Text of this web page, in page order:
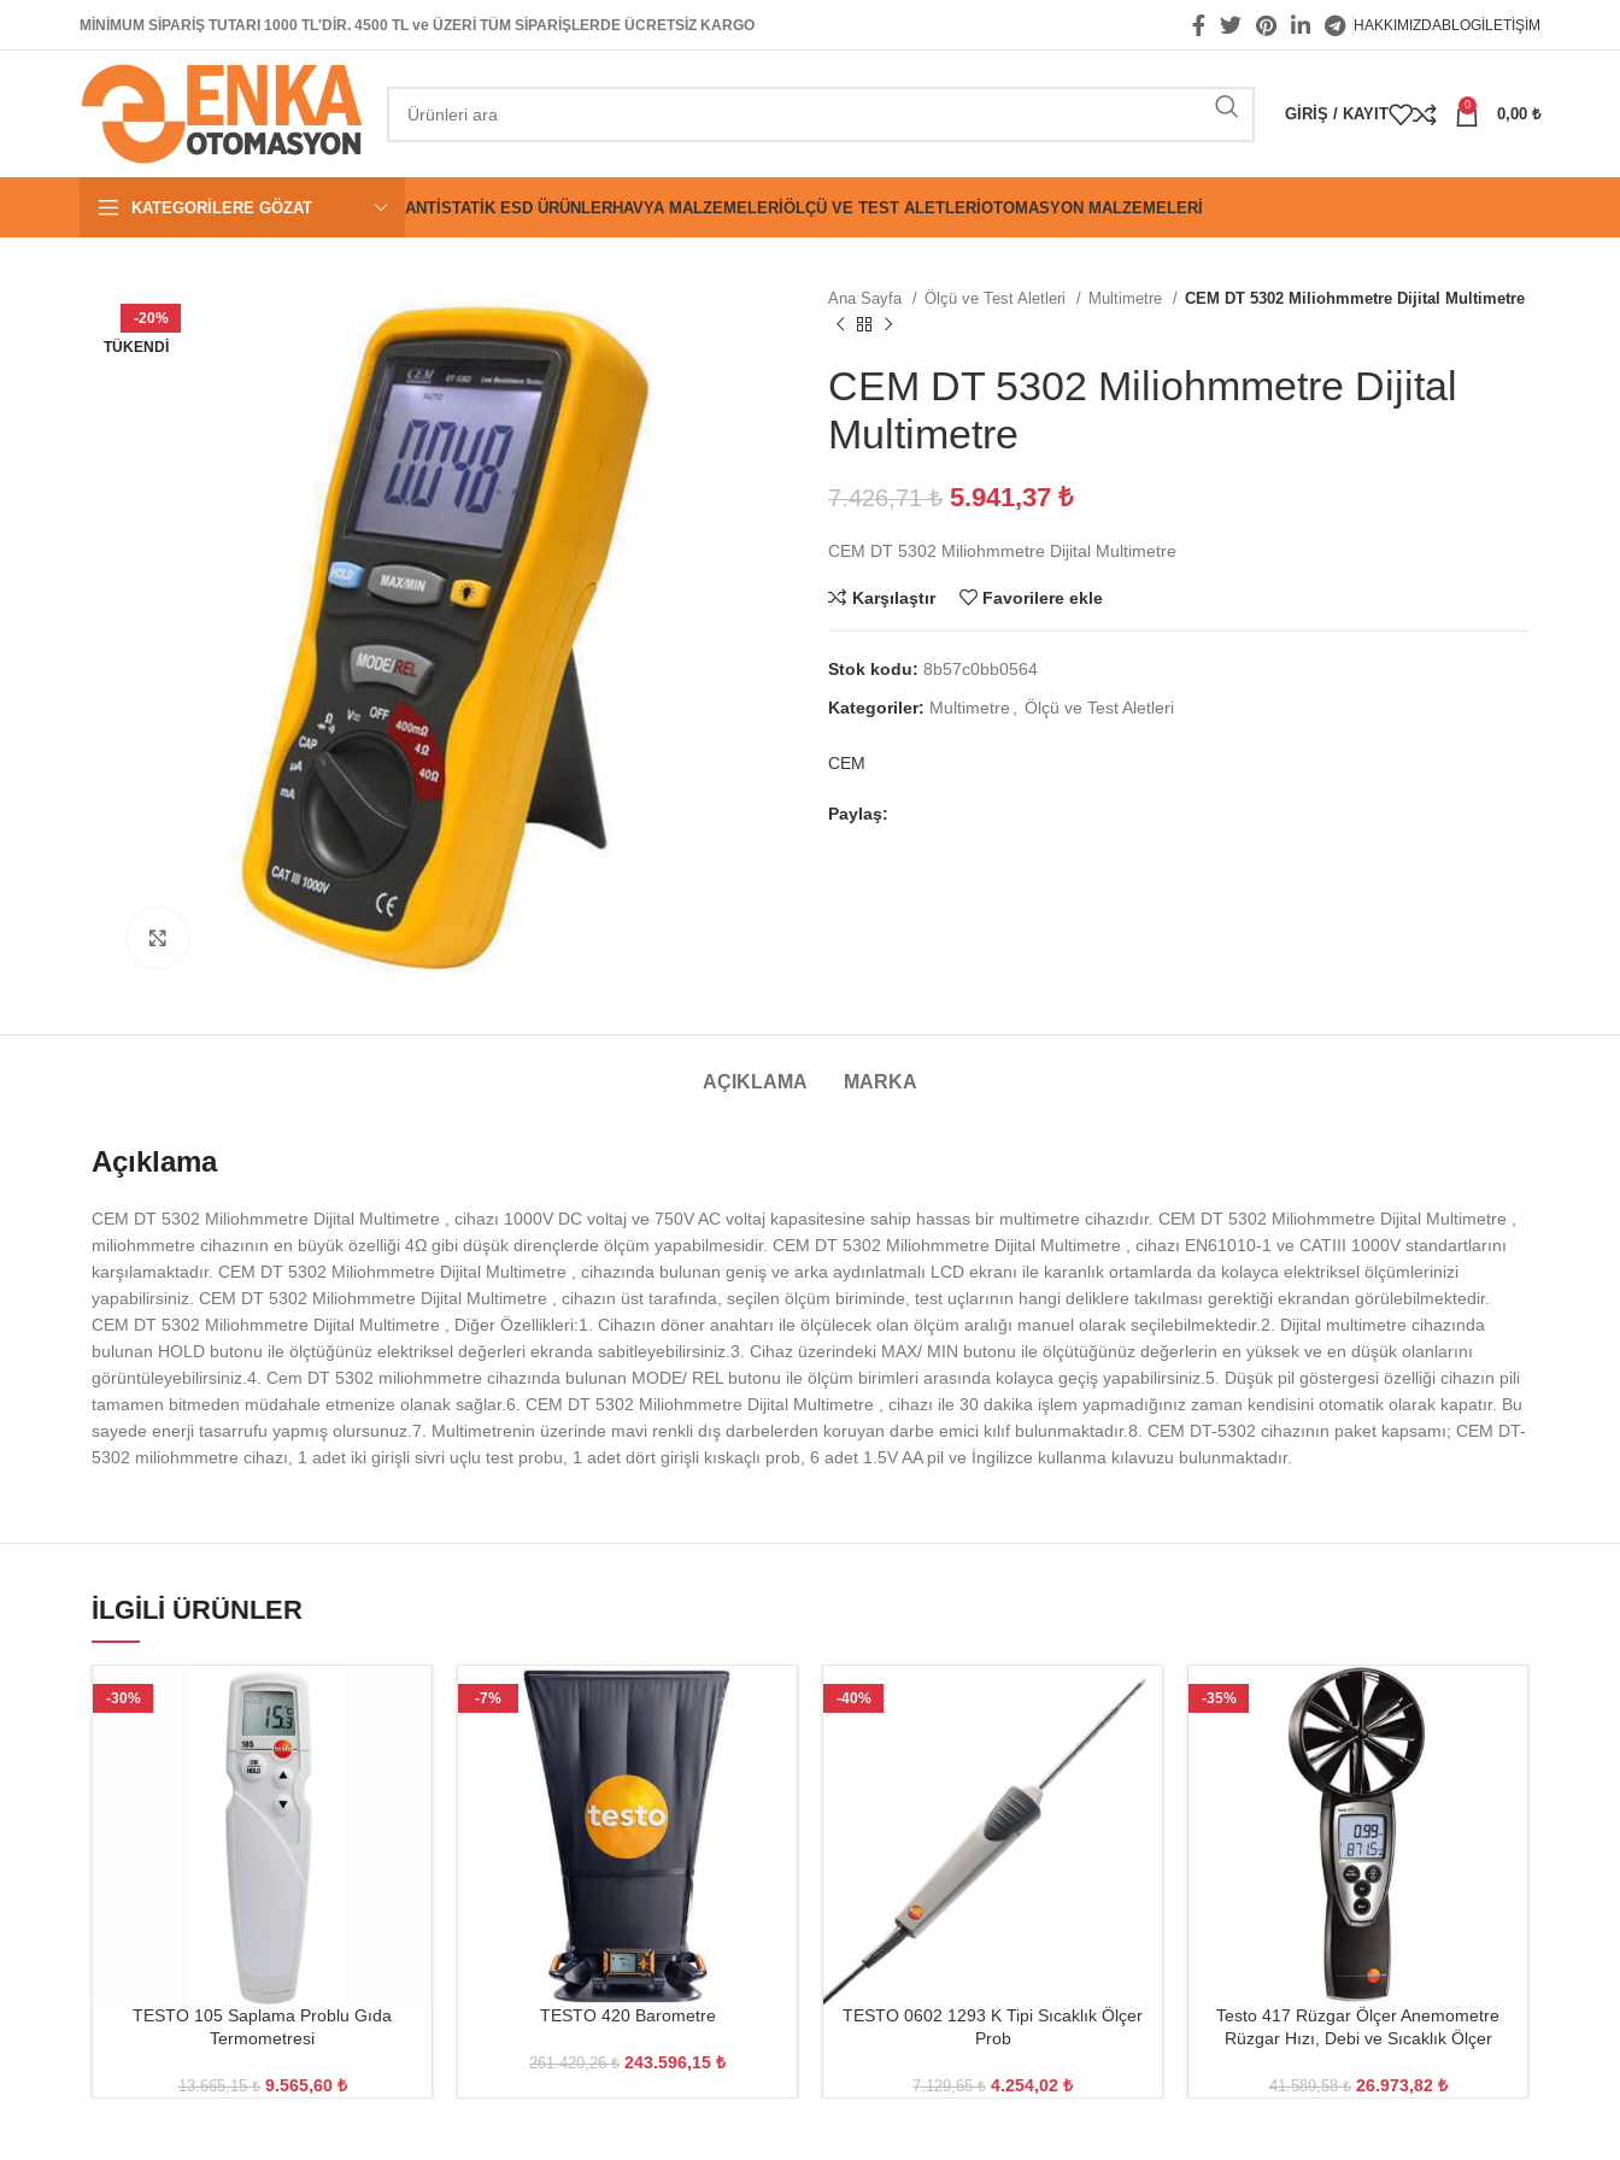
MİNİMUM SİPARİŞ TUTARI 1000 TL'DİR. 4500 TL ve ÜZERİ TÜM SİPARİŞLERDE ÜCRETSİZ KARGO HAKKIMIZDABLOGİLETIŞIM
GIRIŞ / KAYIT
0
0,00 ₺
KATEGORILERE GÖZAT ANTISTATIK ESD ÜRÜNLERHAVYA MALZEMELERIÖLÇÜ VE TEST ALETLERIOTOMASYON MALZEMELERI
-20%
TÜKENDI
Büyütmek için tıklayın
Ana Sayfa Ölçü ve Test Aletleri Multimetre CEM DT 5302 Miliohmmetre Dijital Multimetre
CEM DT 5302 Miliohmmetre Dijital
Multimetre
7.426,71₺ 5.941,37 ₺
CEM DT 5302 Miliohmmetre Dijital Multimetre
Karşılaştır Favorilere ekle
Stok kodu: 8b57c0bb0564
Kategoriler: Multimetre Ölçü ve Test Aletleri
CEM
Paylaş:
AÇIKLAMA MARKA
Açıklama
CEM DT 5302 Miliohmmetre Dijital Multimetre , cihazı 1000V DC voltaj ve 750V AC voltaj kapasitesine sahip hassas bir multimetre cihazıdır. CEM DT 5302 Miliohmmetre Dijital Multimetre ,
miliohmmetre cihazının en büyük özelliği 4Ω gibi düşük dirençlerde ölçüm yapabilmesidir. CEM DT 5302 Miliohmmetre Dijital Multimetre , cihazı EN61010-1 ve CATIII 1000V standartlarını
karşılamaktadır. CEM DT 5302 Miliohmmetre Dijital Multimetre , cihazında bulunan geniş ve arka aydınlatmalı LCD ekranı ile karanlık ortamlarda da kolayca elektriksel ölçümlerinizi
yapabilirsiniz. CEM DT 5302 Miliohmmetre Dijital Multimetre , cihazın üst tarafında, seçilen ölçüm biriminde, test uçlarının hangi deliklere takılması gerektiği ekrandan görülebilmektedir.
CEM DT 5302 Miliohmmetre Dijital Multimetre , Diğer Özellikleri:1. Cihazın döner anahtarı ile ölçülecek olan ölçüm aralığı manuel olarak seçilebilmektedir.2. Dijital multimetre cihazında
bulunan HOLD butonu ile ölçtüğünüz elektriksel değerleri ekranda sabitleyebilirsiniz.3. Cihaz üzerindeki MAX/ MIN butonu ile ölçütüğünüz değerlerin en yüksek ve en düşük olanlarını
görüntüleyebilirsiniz.4. Cem DT 5302 miliohmmetre cihazında bulunan MODE/ REL butonu ile ölçüm birimleri arasında kolayca geçiş yapabilirsiniz.5. Düşük pil göstergesi özelliği cihazın pili
tamamen bitmeden müdahale etmenize olanak sağlar.6. CEM DT 5302 Miliohmmetre Dijital Multimetre , cihazı ile 30 dakika işlem yapmadığınız zaman kendisini otomatik olarak kapatır. Bu
sayede enerji tasarrufu yapmış olursunuz.7. Multimetrenin üzerinde mavi renkli dış darbelerden koruyan darbe emici kılıf bulunmaktadır.8. CEM DT-5302 cihazının paket kapsamı; CEM DT-
5302 miliohmmetre cihazı, 1 adet iki girişli sivri uçlu test probu, 1 adet dört girişli kıskaçlı prob, 6 adet 1.5V AA pil ve İngilizce kullanma kılavuzu bulunmaktadır.
İLGILI ÜRÜNLER
-30%
TESTO 105 Saplama Problu Gıda
Termometresi
13.665,15₺ 9.565,60 ₺
-7%
TESTO 420 Barometre
261.420,26₺ 243.596,15 ₺
-40%
TESTO 0602 1293 K Tipi Sıcaklık Ölçer
Prob
7.129,65₺ 4.254,02 ₺
-35%
Testo 417 Rüzgar Ölçer Anemometre
Rüzgar Hızı, Debi ve Sıcaklık Ölçer
41.589,58₺ 26.973,82 ₺